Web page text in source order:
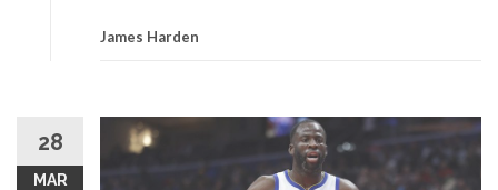
James Harden
28
MAR